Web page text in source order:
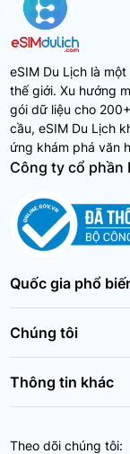
eSIM Du Lịch là
thế giới. Xu hướng
gói dữ liệu cho
cầu, eSIM Du Lịch
ứng khám phá văn
Công ty cổ phần
Quốc gia phổ
Chúng tôi
Thông tin khác
Theo dõi chúng tôi: